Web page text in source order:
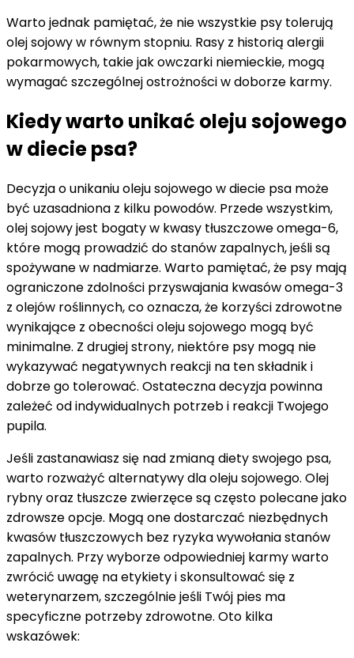
Warto jednak pamiętać, że nie wszystkie psy tolerują
olej sojowy w równym stopniu. Rasy z historią alergii
pokarmowych, takie jak owczarki niemieckie, mogą
wymagać szczególnej ostrożności w doborze karmy.
Kiedy warto unikać oleju sojowego
w diecie psa?
Decyzja o unikaniu oleju sojowego w diecie psa może
być uzasadniona z kilku powodów. Przede wszystkim,
olej sojowy jest bogaty w kwasy tłuszczowe omega-6,
które mogą prowadzić do stanów zapalnych, jeśli są
spożywane w nadmiarze. Warto pamiętać, że psy mają
ograniczone zdolności przyswajania kwasów omega-3
z olejów roślinnych, co oznacza, że korzyści zdrowotne
wynikające z obecności oleju sojowego mogą być
minimalne. Z drugiej strony, niektóre psy mogą nie
wykazywać negatywnych reakcji na ten składnik i
dobrze go tolerować. Ostateczna decyzja powinna
zależeć od indywidualnych potrzeb i reakcji Twojego
pupila.
Jeśli zastanawiasz się nad zmianą diety swojego psa,
warto rozważyć alternatywy dla oleju sojowego. Olej
rybny oraz tłuszcze zwierzęce są często polecane jako
zdrowsze opcje. Mogą one dostarczać niezbędnych
kwasów tłuszczowych bez ryzyka wywołania stanów
zapalnych. Przy wyborze odpowiedniej karmy warto
zwrócić uwagę na etykiety i skonsultować się z
weterynarzem, szczególnie jeśli Twój pies ma
specyficzne potrzeby zdrowotne. Oto kilka
wskazówek: